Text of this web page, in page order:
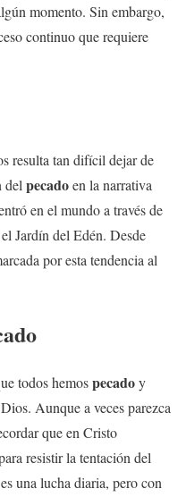
momento. Sin embargo,
continuo que requiere
resulta tan difícil dejar de
del pecadoen la narrativa
en el mundo a través de
Jardín del Edén. Desde
por esta tendencia al
todos hemospecadoy
Aunque a veces parezca
que en Cristo
resistir la tentación del
es una lucha diaria, pero con